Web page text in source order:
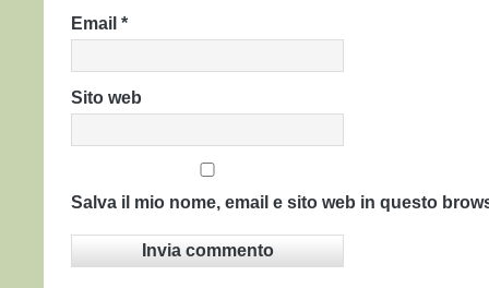
Email *
Sito web
Salva il mio nome, email e sito web in questo